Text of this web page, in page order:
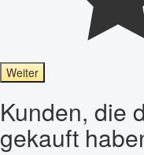
Weiter
Kunden, die
gekauft